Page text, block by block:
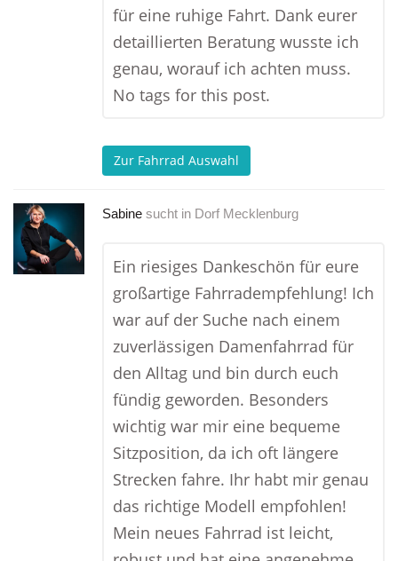
für eine ruhige Fahrt. Dank eurer
detaillierten Beratung wusste ich
genau, worauf ich achten muss.
No tags for this post.
Zur Fahrrad Auswahl
Sabine sucht in Dorf Mecklenburg
Ein riesiges Dankeschön für eure
großartige Fahrradempfehlung! Ich
war auf der Suche nach einem
zuverlässigen Damenfahrrad für
den Alltag und bin durch euch
fündig geworden. Besonders
wichtig war mir eine bequeme
Sitzposition, da ich oft längere
Strecken fahre. Ihr habt mir genau
das richtige Modell empfohlen!
Mein neues Fahrrad ist leicht,